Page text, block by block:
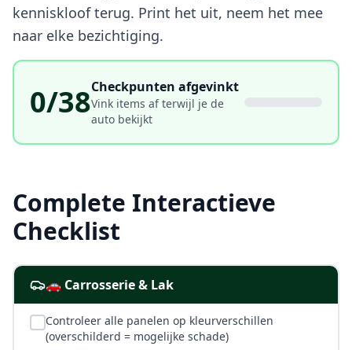
kenniskloof terug. Print het uit, neem het mee
naar elke bezichtiging.
0/38Checkpunten afgevinkt
Vink items af terwijl je de
auto bekijkt
Complete Interactieve
Checklist
🚗 Carrosserie & Lak
Controleer alle panelen op kleurverschillen
(overschilderd = mogelijke schade)